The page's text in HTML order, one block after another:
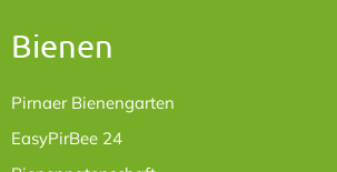
Bienen
Pirnaer Bienengarten
EasyPirBee 24